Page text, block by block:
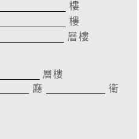
樓
樓
層樓
層樓
廳
衛